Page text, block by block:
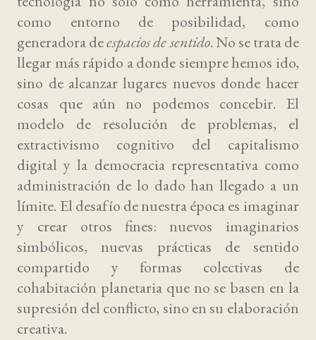
como entorno de posibilidad, como
generadora deespacios de sentido. No se trata de
llegar más rápido a donde siempre hemos ido,
sino de alcanzar lugares nuevos donde hacer
cosas que aún no podemos concebir. El
modelo de resolución de problemas, el
extractivismo cognitivo del capitalismo
digital y la democracia representativa como
administración de lo dado han llegado a un
límite. El desafío de nuestra época es imaginar
y crear otros fines: nuevos imaginarios
simbólicos, nuevas prácticas de sentido
compartido y formas colectivas de
cohabitación planetaria que no se basen en la
supresión del conflicto, sino en su elaboración
creativa.